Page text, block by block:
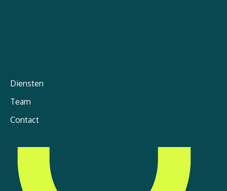
Diensten
Team
Contact